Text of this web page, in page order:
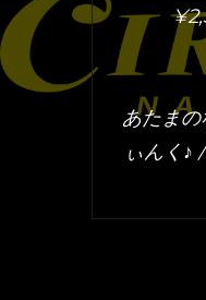
あたま
ぃんく♪